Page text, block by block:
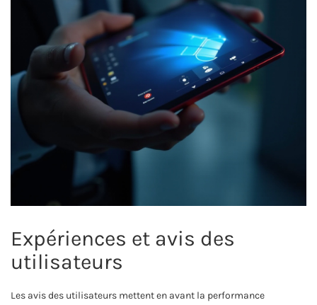
Expériences et avis des
utilisateurs
Les avis des utilisateurs mettent en avant la performance